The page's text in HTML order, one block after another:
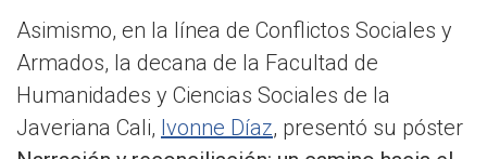
Asimismo, en la línea de Conflictos Sociales y
Armados, la decana de la Facultad de
Humanidades y Ciencias Sociales de la
Javeriana Cali, Ivonne Díaz, presentó su póster